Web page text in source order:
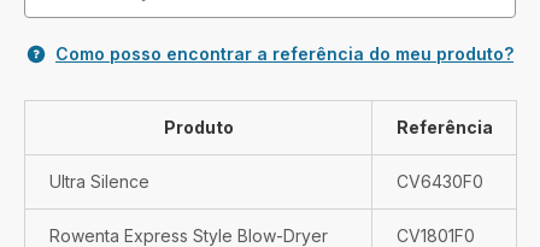
Como posso encontrar a referência do meu produto?
Produto Referência
Ultra Silence CV6430F0
Rowenta Express Style Blow-Dryer CV1801F0